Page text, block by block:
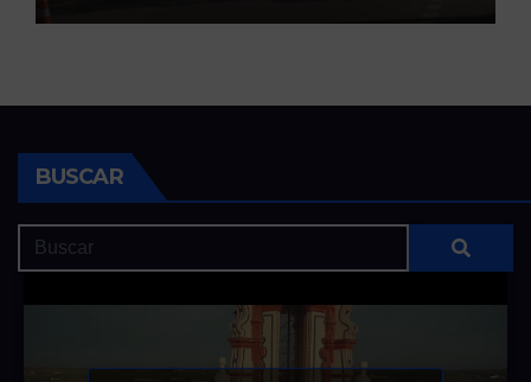
BUSCAR